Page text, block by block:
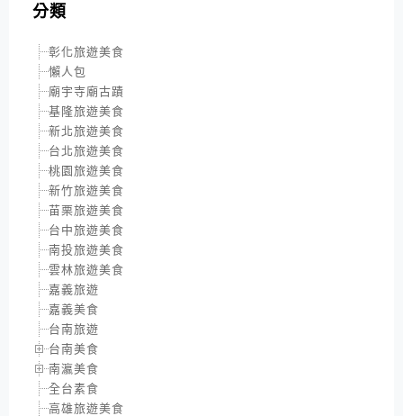
分類
彰化旅遊美食
懶人包
廟宇寺廟古蹟
基隆旅遊美食
新北旅遊美食
台北旅遊美食
桃園旅遊美食
新竹旅遊美食
苗栗旅遊美食
台中旅遊美食
南投旅遊美食
雲林旅遊美食
嘉義旅遊
嘉義美食
台南旅遊
台南美食
南瀛美食
全台素食
高雄旅遊美食